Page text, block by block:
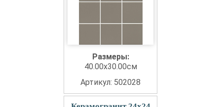
Размеры:
40.00x30.00см
Артикул: 502028